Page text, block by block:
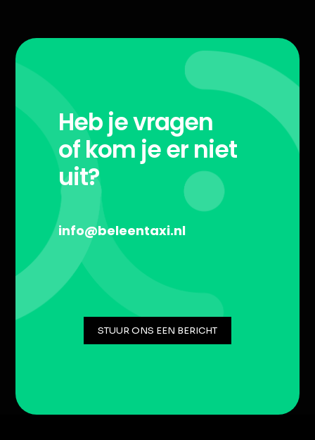
Heb je vragen
of kom je er niet
uit?
info@beleentaxi.nl
STUUR ONS EEN BERICHT